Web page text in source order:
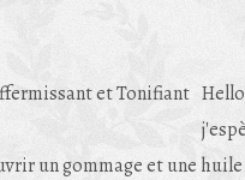
un gommage et une huile